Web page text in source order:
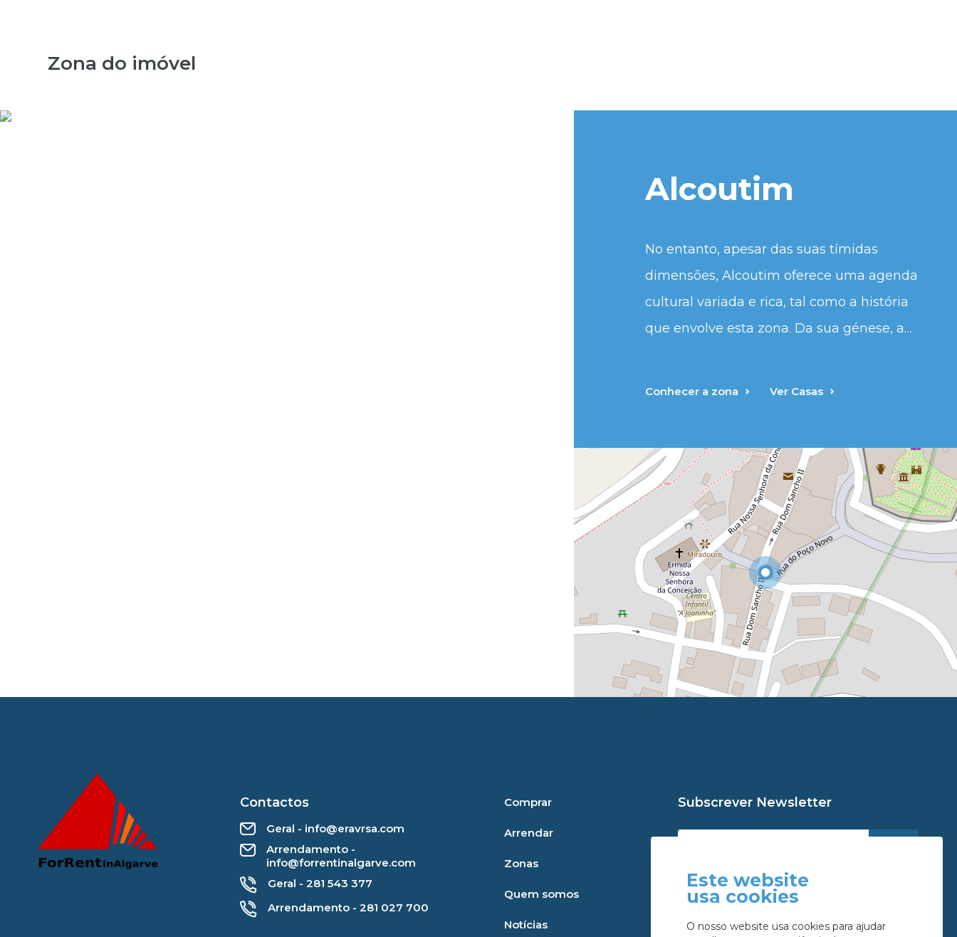
Zona do imóvel
Alcoutim
No entanto, apesar das suas tímidas
dimensões, Alcoutim oferece uma agenda
cultural variada e rica, tal como a história
que envolve esta zona. Da sua génese, a
Guadiana, já em território espanhol.
Conhecer a zona Ver Casas
Contactos
Geral - info@eravrsa.com
Arrendamento -
info@forrentinalgarve.com
Geral - 281 543 377
Arrendamento - 281 027 700
Comprar
Arrendar
Zonas
Quem somos
Notícias
Subscrever Newsletter
Li e aceito apolítica de privacidade
Este website
usa cookies
O nosso website usa cookies para ajudar